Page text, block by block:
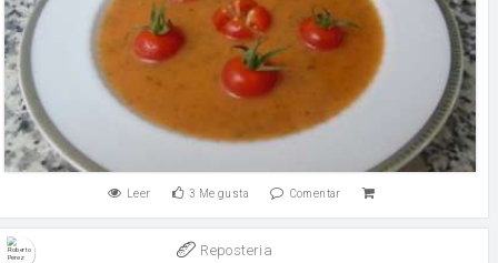
Leer 3 Me gusta Comentar
Reposteria